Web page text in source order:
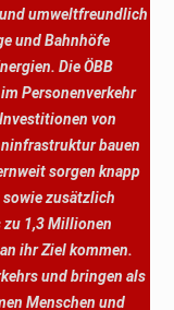
umweltfreundlich
und Bahnhöfe
Die ÖBB
Personenverkehr
von
bauen
sorgen knapp
zusätzlich
zu 1,3 Millionen
ihr Ziel kommen.
und bringen als
Menschen und